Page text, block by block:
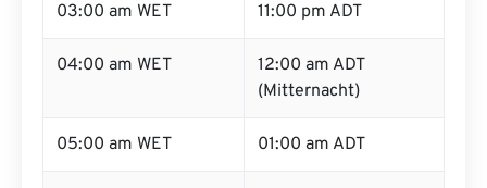
03:00 am WET 11:00 pm ADT
04:00 am WET
12:00 am ADT
(Mitternacht)
05:00 am WET 01:00 am ADT